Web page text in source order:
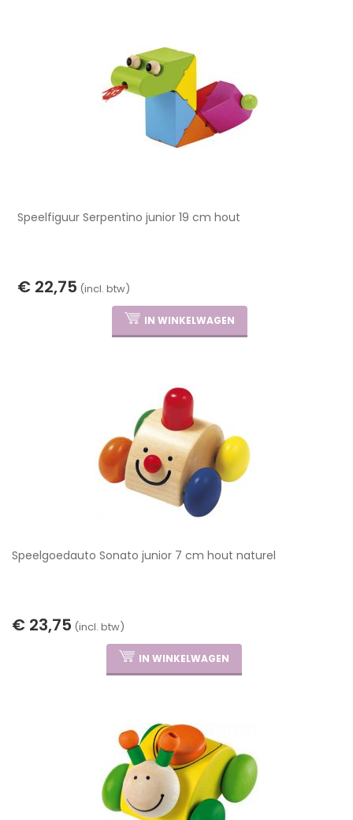
Speelfiguur Serpentino junior 19 cm hout
€ 22,75 (incl. btw)
IN WINKELWAGEN
Speelgoedauto Sonato junior 7 cm hout naturel
€ 23,75 (incl. btw)
IN WINKELWAGEN